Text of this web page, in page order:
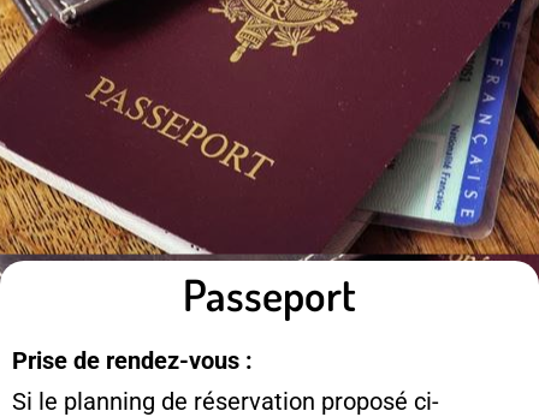
Passeport
Prise de rendez-vous :
Si le planning de réservation proposé ci-